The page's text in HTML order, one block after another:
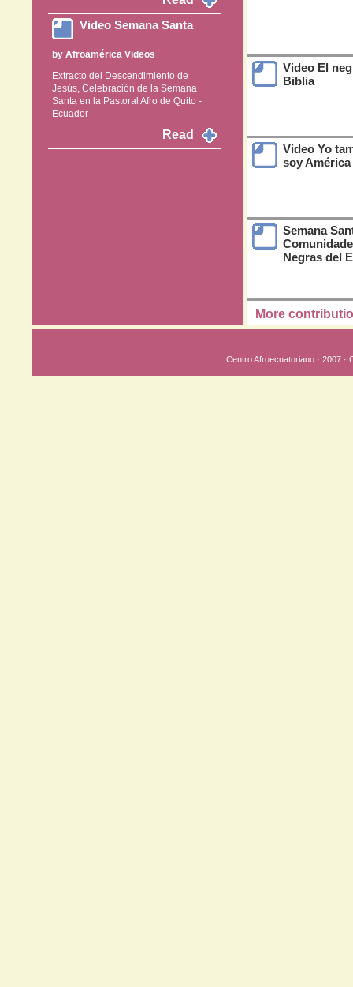
Video Semana Santa
by Afroamérica Videos
Extracto del Descendimiento de
Jesús, Celebración de la Semana
Santa en la Pastoral Afro de Quito -
Ecuador
Read
Video El
Biblia
Video Yo
soy América
Semana
Negras del
More
Centro Afroecuatoriano · 2007